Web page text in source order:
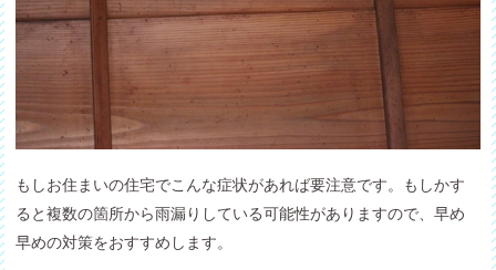
もしお住まいの住宅でこんな症状があれば要注意です。もしかす
ると複数の箇所から雨漏りしている可能性がありますので、早め
早めの対策をおすすめします。